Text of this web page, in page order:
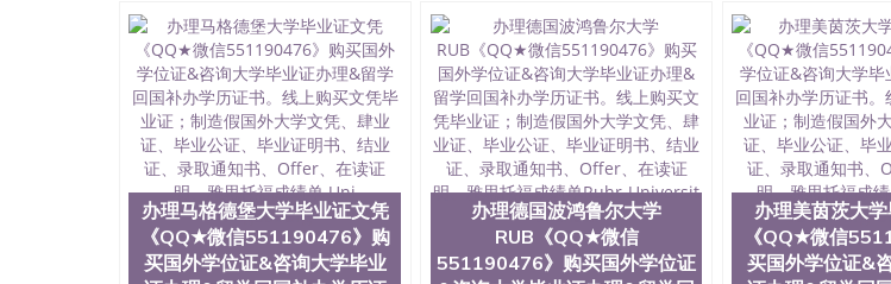
(Silicon Valley), 于附近的旧金山-圣何塞地区为全美的重要科技中心。约有学生三万人，超过
科和65个硕士学科，并有来自世界60余国的学生来此就读。其有名的科系如计算机科学，电
商管理学，艺术设计，和航空学等，深受性肯定及好评；而各种大学部和研究所的商学课程也
不同国家的专业人士前来研究与学习。 二、办理流程： 1、收集客户办理信息； 2、客户付定
公司确认到账转制作点做电子图； 4、电子图做好发给客户确认； 5、电子图确认好转成品部
成品做好拍照或者视频确认再付余款； 7、快递给客户（国内顺丰，国外DHL）。 三、真实网
明材料 1、教育部学历学位认证，留服真实存档可查，存档。 2、留学回国人员证明（使馆认
站真实存档可查。 3、留信网真实可查认证办理，存档可查，终身受用。 四、办理流程农业科
与建筑学院、商学院、交流学院、地球及物质科学院、教育学院、工程学院、健康与人类发展
工程与科学学院、人文学院、护理学院、科学学院等。学校的教育学院排名在全美前十名，工
前十五名，且继续攀升中。纽约大学为学生们提供本科、硕士及博士学位。学校的专业课程包
学、MBA、财务、教育、建筑工程、经济、医学、护理、文学、音乐、生物学、统计学、美术
办理马格德堡大学毕业证文凭
《QQ★微信551190476》购
买国外学位证&咨询大学毕业
办理德国波鸿鲁尔大学
RUB《QQ★微信
551190476》购买国外学位证
办理美茵茨大
《QQ★微信
买国外学位证&